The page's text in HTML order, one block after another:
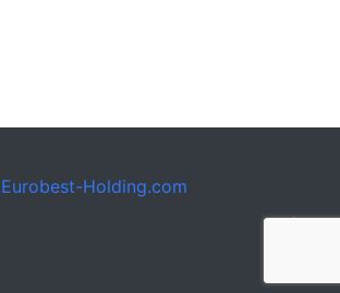
Eurobest-Holding.com